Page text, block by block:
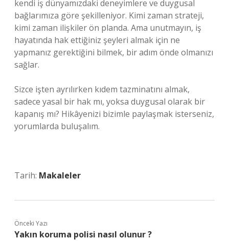
kendi iş dünyamızdaki deneyimlere ve duygusal
bağlarımıza göre şekilleniyor. Kimi zaman strateji,
kimi zaman ilişkiler ön planda. Ama unutmayın, iş
hayatında hak ettiğiniz şeyleri almak için ne
yapmanız gerektiğini bilmek, bir adım önde olmanızı
sağlar.
Sizce işten ayrılırken kıdem tazminatını almak,
sadece yasal bir hak mı, yoksa duygusal olarak bir
kapanış mı? Hikâyenizi bizimle paylaşmak isterseniz,
yorumlarda buluşalım.
Tarih: Makaleler
Önceki Yazı
Yakın koruma polisi nasıl olunur ?